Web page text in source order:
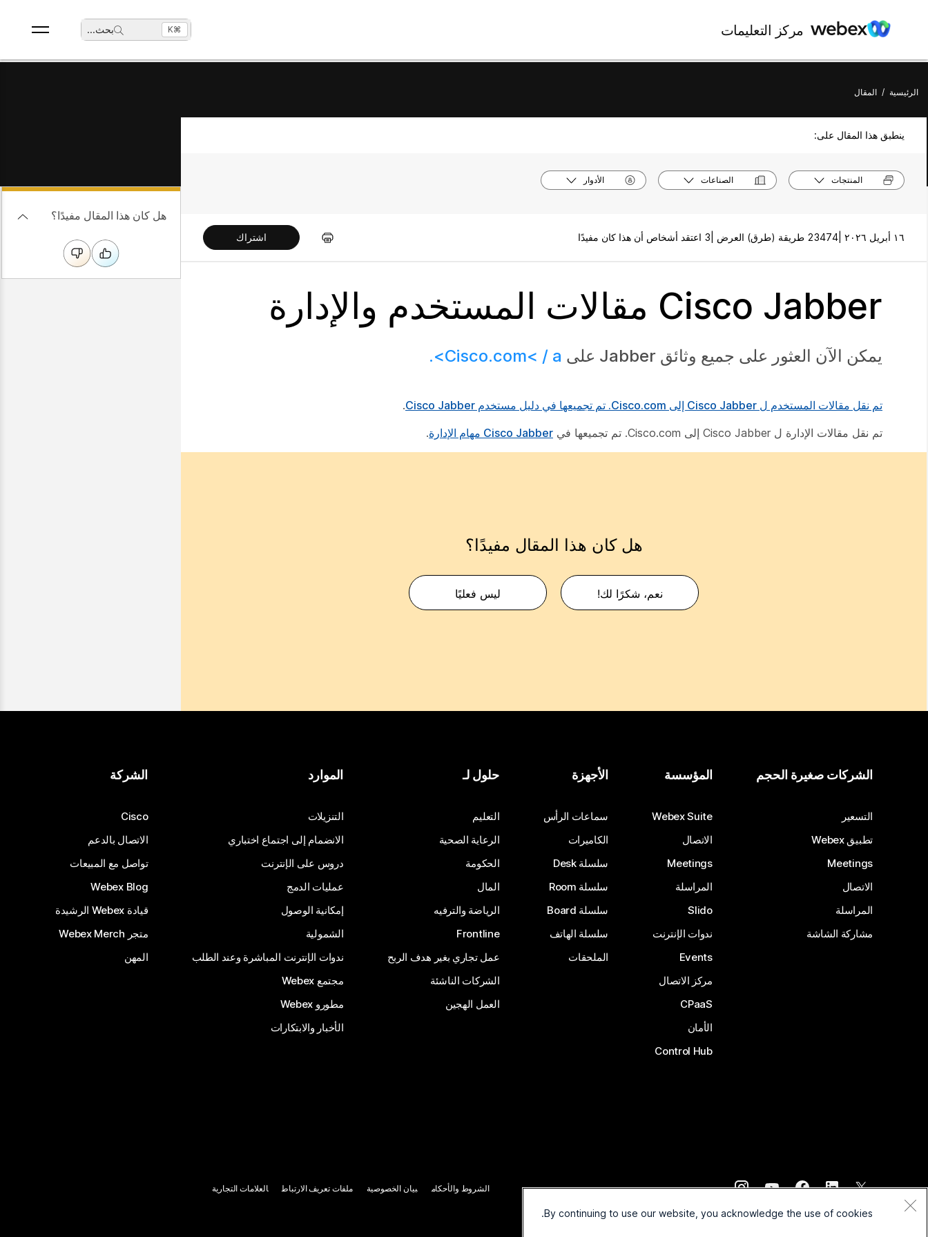
مركز التعليمات بحث... ⌘K
الرئيسية / المقال
ينطبق هذا المقال على:
المنتجات الصناعات الأدوار
١٦ أبريل ٢٠٢٦ | 23474 طريقة (طرق) العرض | 3 اعتقد أشخاص أن هذا كان مفيدًا اشتراك
Cisco Jabber مقالات المستخدم والإدارة
يمكن الآن العثور على جميع وثائق Jabber على Cisco.com< / a>.
تم نقل مقالات المستخدم ل Cisco Jabber إلى Cisco.com. تم تجميعها في دليل مستخدم Cisco Jabber
.
تم نقل مقالات الإدارة ل Cisco Jabber إلى Cisco.com. تم تجميعها في
Cisco Jabber مهام الإدارة .
هل كان هذا المقال مفيدًا؟
نعم، شكرًا لك! ليس فعليًا
هل كان هذا المقال مفيدًا؟
الشركات صغيرة الحجم
التسعير
تطبيق Webex
Meetings
الاتصال
المراسلة
مشاركة الشاشة
المؤسسة
Webex Suite
الاتصال
Meetings
المراسلة
Slido
ندوات الإنترنت
Events
مركز الاتصال
CPaaS
الأمان
Control Hub
الأجهزة
سماعات الرأس
الكاميرات
سلسلة Desk
سلسلة Room
سلسلة Board
سلسلة الهاتف
الملحقات
حلول لـ
التعليم
الرعاية الصحية
الحكومة
المال
الرياضة والترفيه
Frontline
عمل تجاري بغير هدف الربح
الشركات الناشئة
العمل الهجين
الموارد
التنزيلات
الانضمام إلى اجتماع اختباري
دروس على الإنترنت
عمليات الدمج
إمكانية الوصول
الشمولية
ندوات الإنترنت المباشرة وعند الطلب
مجتمع Webex
مطورو Webex
الأخبار والابتكارات
الشركة
Cisco
الاتصال بالدعم
تواصل مع المبيعات
Webex Blog
قيادة Webex الرشيدة
متجر Webex Merch
المهن
2026Cisco و/أو الشركات التابعة لها. جميع الحقوق محفوظة.
الشروط والأحكام بيان الخصوصية ملفات تعريف الارتباط العلامات التجارية
By continuing to use our website, you acknowledge the use of cookies.